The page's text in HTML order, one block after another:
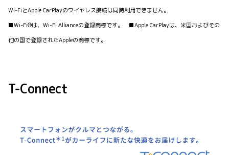
Wi-FiとApple CarPlayのワイヤレス接続は同時利用できません。
■Wi-Fi®は、Wi-Fi Allianceの登録商標です。 ■Apple CarPlayは、米国およびその
他の国で登録されたAppleの商標です。
T-Connect